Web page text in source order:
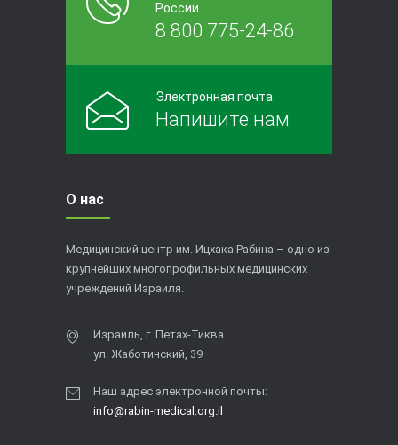
России
8 800 775-24-86
Электронная почта
Напишите нам
О нас
Медицинский центр им. Ицхака Рабина – одно из
крупнейших многопрофильных медицинских
учреждений Израиля.
Израиль, г. Петах-Тиква
ул. Жаботинский, 39
Наш адрес электронной почты:
info@rabin-medical.org.il